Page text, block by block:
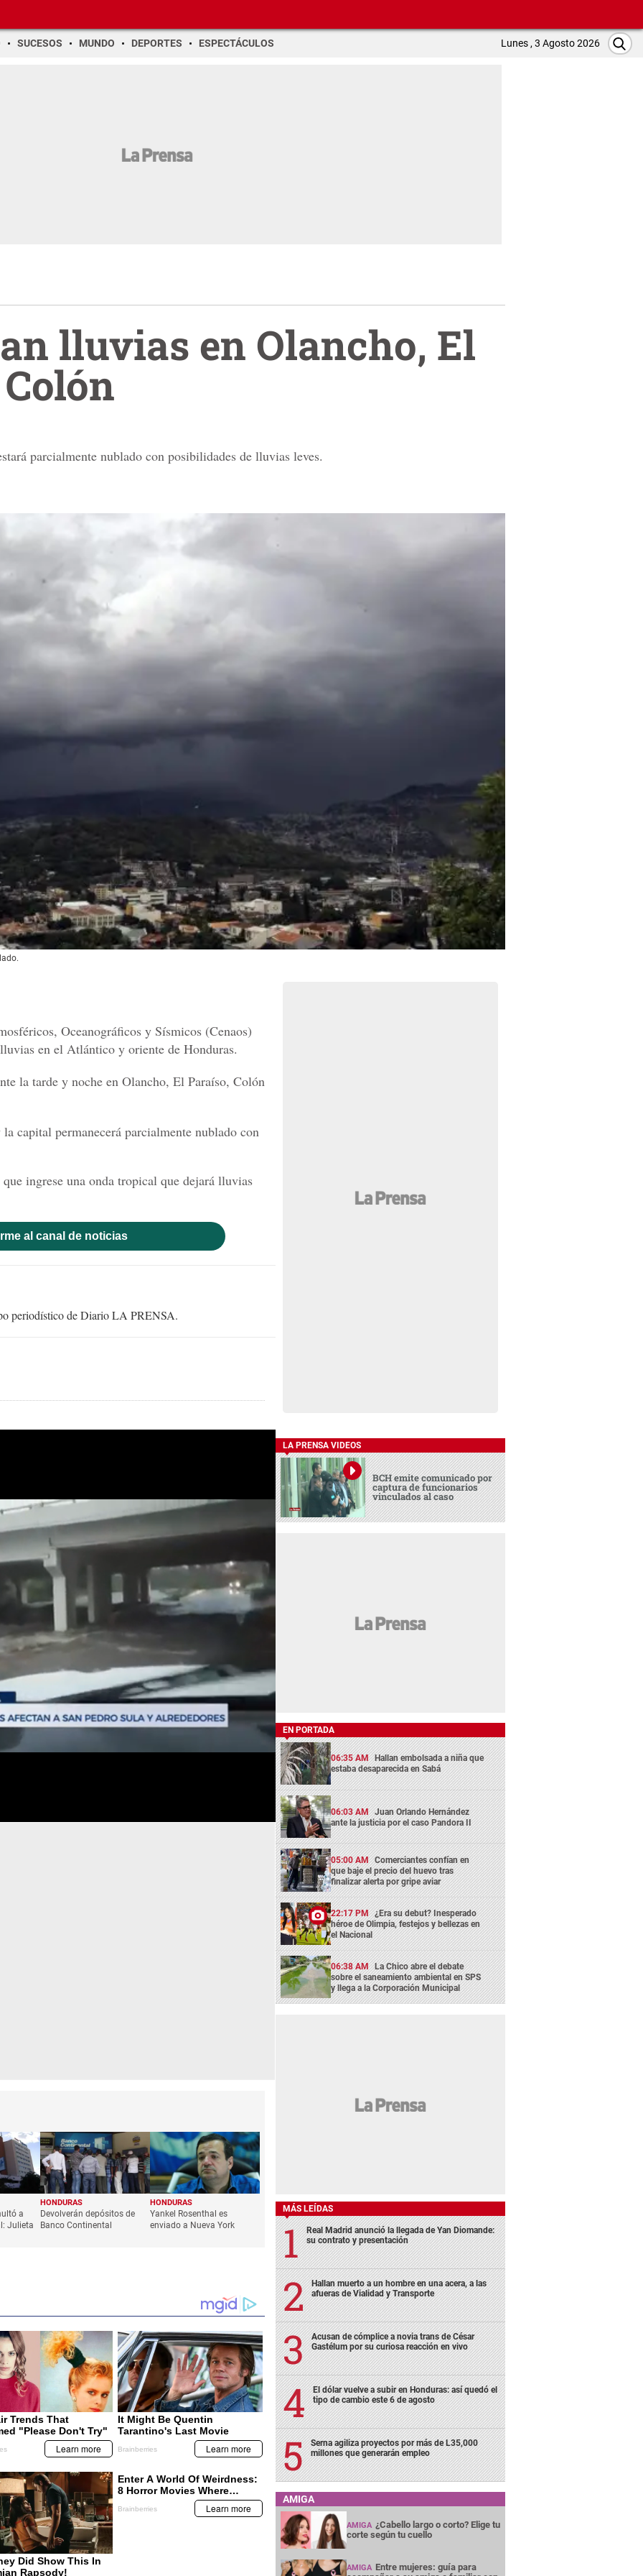
SUCESOS MUNDO DEPORTES ESPECTÁCULOS Lunes , 3 Agosto 2026
lluvias en Olancho, El
parcialmente nublado con posibilidades de lluvias leves.
Oceanográficos y Sísmicos (Cenaos)
en el Atlántico y oriente de Honduras.
la tarde y noche en Olancho, El Paraíso, Colón
capital permanecerá parcialmente nublado con
ingrese una onda tropical que dejará lluvias
al canal de noticias
periodístico de Diario LA PRENSA.
a
Julieta
HONDURAS
Devolverán depósitos de
Banco Continental
HONDURAS
Yankel Rosenthal es
enviado a Nueva York
LA PRENSA VIDEOS
BCH emite comunicado por
captura de funcionarios
vinculados al caso
EN PORTADA
06:35 AM Hallan embolsada a niña que
estaba desaparecida en Sabá
06:03 AM Juan Orlando Hernández
ante la justicia por el caso Pandora II
05:00 AM Comerciantes confían en
que baje el precio del huevo tras
finalizar alerta por gripe aviar
22:17 PM ¿Era su debut? Inesperado
héroe de Olimpia, festejos y bellezas en
el Nacional
06:38 AM La Chico abre el debate
sobre el saneamiento ambiental en SPS
y llega a la Corporación Municipal
MÁS LEÍDAS
Real Madrid anunció la llegada de Yan Diomande:
su contrato y presentación
Hallan muerto a un hombre en una acera, a las
afueras de Vialidad y Transporte
Acusan de cómplice a novia trans de César
Gastélum por su curiosa reacción en vivo
El dólar vuelve a subir en Honduras: así quedó el
tipo de cambio este 6 de agosto
Serna agiliza proyectos por más de L35,000
millones que generarán empleo
AMIGA
AMIGA ¿Cabello largo o corto? Elige tu
corte según tu cuello
AMIGA Entre mujeres: guía para